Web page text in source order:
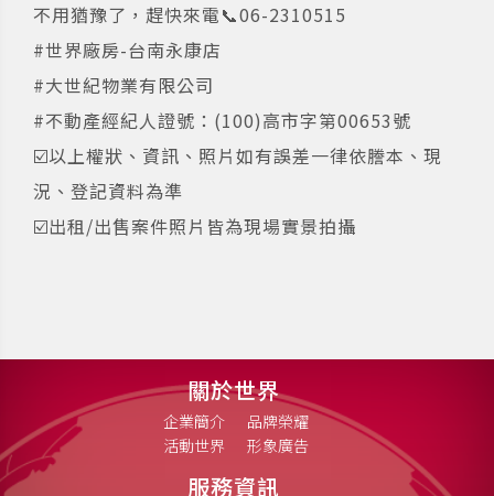
不用猶豫了，趕快來電📞06-2310515
#世界廠房-台南永康店
#大世紀物業有限公司
#不動產經紀人證號：(100)高市字第00653號
☑️以上權狀、資訊、照片如有誤差一律依謄本、現
況、登記資料為準
☑️出租/出售案件照片皆為現場實景拍攝
關於世界
企業簡介
品牌榮耀
活動世界
形象廣告
服務資訊